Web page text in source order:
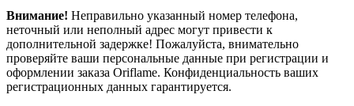
Внимание! Неправильно указанный номер телефона,
неточный или неполный адрес могут привести к
дополнительной задержке! Пожалуйста, внимательно
проверяйте ваши персональные данные при регистрации и
оформлении заказа Oriflame. Конфиденциальность ваших
регистрационных данных гарантируется.